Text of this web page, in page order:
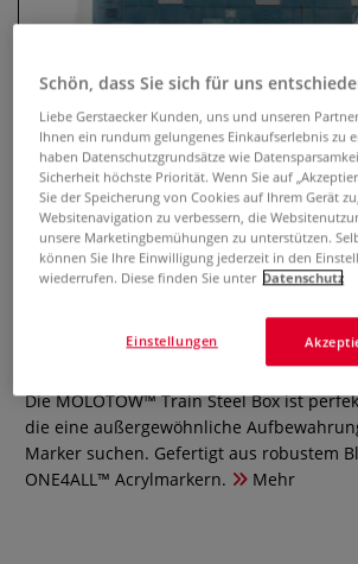
MOLOTOW™ Train
0 Bewertungen
Die MOLOTOW™ Train Steel Box ist
die eine außergewöhnliche
Marker suchen. Gefertigt aus robustem
ONE4ALL™ Acrylmarkern.
Mehr
Schön, dass Sie sich für uns
Liebe Gerstaecker Kunden, uns und unseren
Ihnen ein rundum gelungenes Einkaufserlebnis zu
haben Datenschutzgrundsätze wie
Sicherheit höchste Priorität. Wenn Sie auf
Sie der Speicherung von Cookies auf Ihrem Gerät
Websitenavigation zu verbessern, die
unsere Marketingbemühungen zu unterstützen.
können Sie Ihre Einwilligung jederzeit in den
wiederrufen. Diese finden Sie unter Datenschutz
Einstellungen